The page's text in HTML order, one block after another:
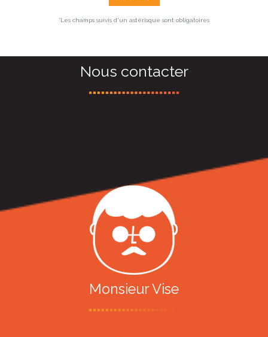
*Les champs suivis d'un astérisque sont obligatoires
Nous contacter
Monsieur Vise